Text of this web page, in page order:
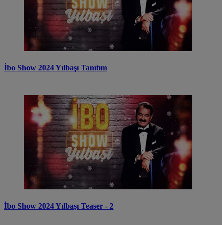
İbo Show 2024 Yılbaşı Tanıtım
İbo Show 2024 Yılbaşı Teaser - 2